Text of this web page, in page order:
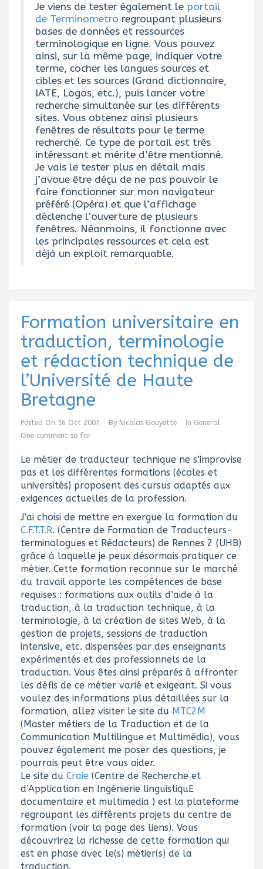
Je viens de tester également le portail
de Terminometro regroupant plusieurs
bases de données et ressources
terminologique en ligne. Vous pouvez
ainsi, sur la même page, indiquer votre
terme, cocher les langues sources et
cibles et les sources (Grand dictionnaire,
IATE, Logos, etc.), puis lancer votre
recherche simultanée sur les différents
sites. Vous obtenez ainsi plusieurs
fenêtres de résultats pour le terme
recherché. Ce type de portail est très
intéressant et mérite d’être mentionné.
Je vais le tester plus en détail mais
j’avoue être déçu de ne pas pouvoir le
faire fonctionner sur mon navigateur
préféré (Opéra) et que l’affichage
déclenche l’ouverture de plusieurs
fenêtres. Néanmoins, il fonctionne avec
les principales ressources et cela est
déjà un exploit remarquable.
Formation universitaire en
traduction, terminologie
et rédaction technique de
l’Université de Haute
Bretagne
Posted On 16 Oct 2007 By Nicolas Gouyette In General
One comment so far
Le métier de traducteur technique ne s’improvise
pas et les différentes formations (écoles et
universités) proposent des cursus adaptés aux
exigences actuelles de la profession.
J’ai choisi de mettre en exergue la formation du
C.F.T.T.R. (Centre de Formation de Traducteurs-
terminologues et Rédacteurs) de Rennes 2 (UHB)
grâce à laquelle je peux désormais pratiquer ce
métier. Cette formation reconnue sur le marché
du travail apporte les compétences de base
requises : formations aux outils d’aide à la
traduction, à la traduction technique, à la
terminologie, à la création de sites Web, à la
gestion de projets, sessions de traduction
intensive, etc. dispensées par des enseignants
expérimentés et des professionnels de la
traduction. Vous êtes ainsi préparés à affronter
les défis de ce métier varié et exigeant. Si vous
voulez des informations plus détaillées sur la
formation, allez visiter le site du MTC2M
(Master métiers de la Traduction et de la
Communication Multilingue et Multimédia), vous
pouvez également me poser des questions, je
pourrais peut être vous aider.
Le site du Craie (Centre de Recherche et
d’Application en Ingénierie linguistiquE
documentaire et multimedia ) est la plateforme
regroupant les différents projets du centre de
formation (voir la page des liens). Vous
découvrirez la richesse de cette formation qui
est en phase avec le(s) métier(s) de la
traduction.